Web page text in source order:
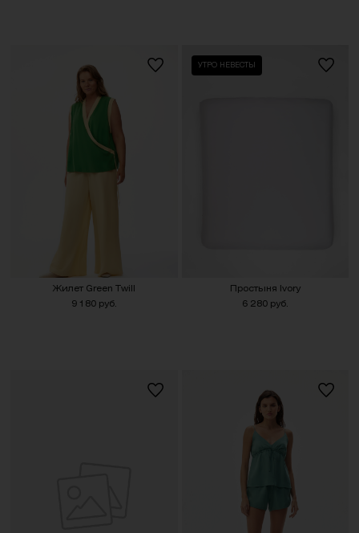
Жилет Green Twill
9 180 руб.
УТРО НЕВЕСТЫ
Простыня Ivory
6 280 руб.